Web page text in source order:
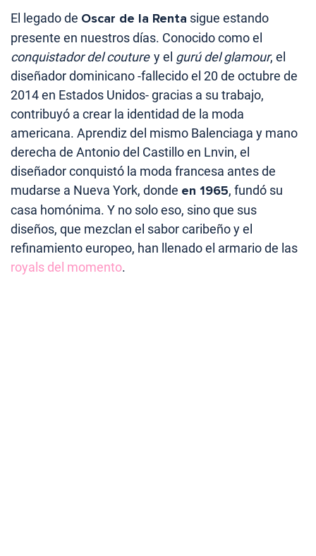
El legado de Oscar de la Renta sigue estando
presente en nuestros días. Conocido como el
conquistador del couture y el gurú del glamour, el
diseñador dominicano -fallecido el 20 de octubre de
2014 en Estados Unidos-gracias a su trabajo,
contribuyó a crear la identidad de la moda
americana. Aprendiz del mismo Balenciaga y mano
derecha de Antonio del Castillo en Lnvin, el
diseñador conquistó la moda francesa antes de
mudarse a Nueva York, donde en 1965, fundó su
casa homónima. Y no solo eso, sino que sus
diseños, que mezclan el sabor caribeño y el
refinamiento europeo, han llenado el armario de las
royals del momento.